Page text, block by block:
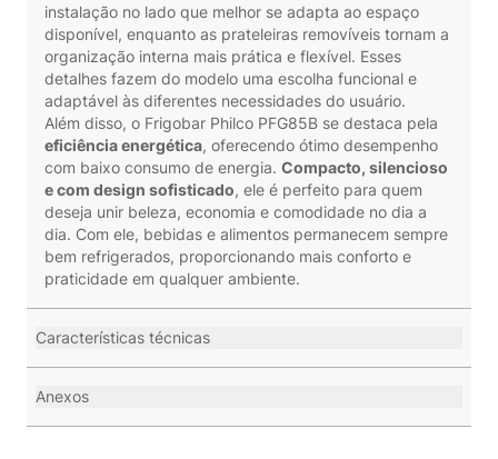
instalação no lado que melhor se adapta ao espaço
disponível, enquanto as prateleiras removíveis tornam a
organização interna mais prática e flexível. Esses
detalhes fazem do modelo uma escolha funcional e
adaptável às diferentes necessidades do usuário.
Além disso, o Frigobar Philco PFG85B se destaca pela
eficiência energética, oferecendo ótimo desempenho
com baixo consumo de energia. Compacto, silencioso
e com design sofisticado, ele é perfeito para quem
deseja unir beleza, economia e comodidade no dia a
dia. Com ele, bebidas e alimentos permanecem sempre
bem refrigerados, proporcionando mais conforto e
praticidade em qualquer ambiente.
Características técnicas
Anexos